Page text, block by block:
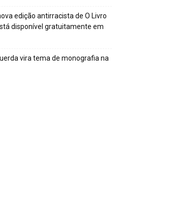
edição antirracista de O Livro
disponível gratuitamente em
vira tema de monografia na